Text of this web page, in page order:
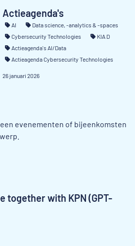
Actieagenda's
AI
Data science, -analytics & -spaces
Cybersecurity Technologies
KIA D
Actieagenda's AI/Data
Actieagenda Cybersecurity Technologies
26 januari 2026
evenementen of bijeenkomsten
together with KPN (GPT-